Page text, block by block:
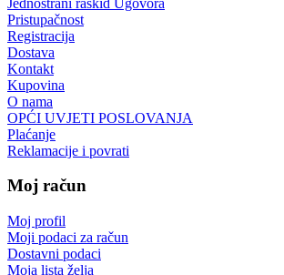
Pristupačnost
Registracija
Dostava
Kontakt
Kupovina
O nama
OPĆI UVJETI POSLOVANJA
Plaćanje
Reklamacije i povrati
Moj račun
Moj profil
Moji podaci za račun
Dostavni podaci
Moja lista želja